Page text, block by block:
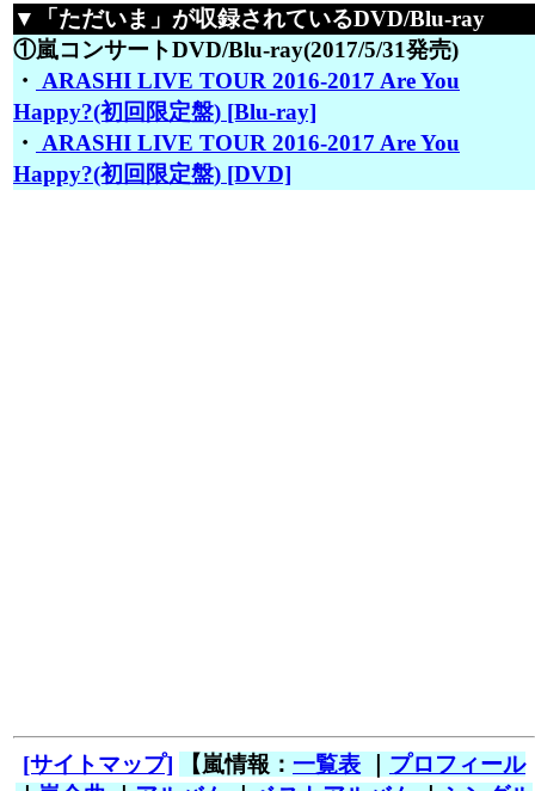
▼「ただいま」が収録されているDVD/Blu-ray
①嵐コンサートDVD/Blu-ray(2017/5/31発売)
・
ARASHI LIVE TOUR 2016-2017 Are You
Happy?(初回限定盤) [Blu-ray]
・
ARASHI LIVE TOUR 2016-2017 Are You
Happy?(初回限定盤) [DVD]
[サイトマップ] 【嵐情報： 一覧表
プロフィール